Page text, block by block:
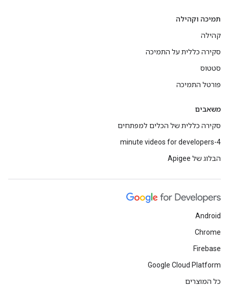
תמיכה וקהילה
קהילה
סקירה כללית על התמיכה
סטטוס
פורטל התמיכה
משאבים
סקירה כללית של הכלים למפתחים
4-minute videos for developers
הבלוג של Apigee
Android
Chrome
Firebase
Google Cloud Platform
כל המוצרים